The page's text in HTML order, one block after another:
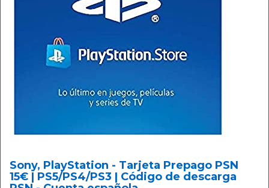
Sony, PlayStation - Tarjeta Prepago PSN
15€ | PS5/PS4/PS3 | Código de descarga